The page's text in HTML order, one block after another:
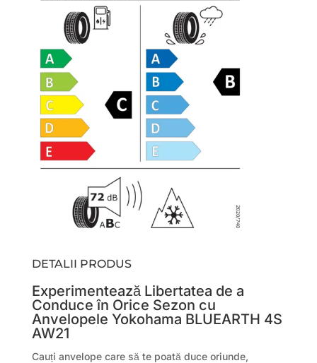
DETALII PRODUS
Experimentează Libertatea de a
Conduce în Orice Sezon cu
Anvelopele Yokohama BLUEARTH 4S
AW21
Cauți anvelope care să te poată duce oriunde,